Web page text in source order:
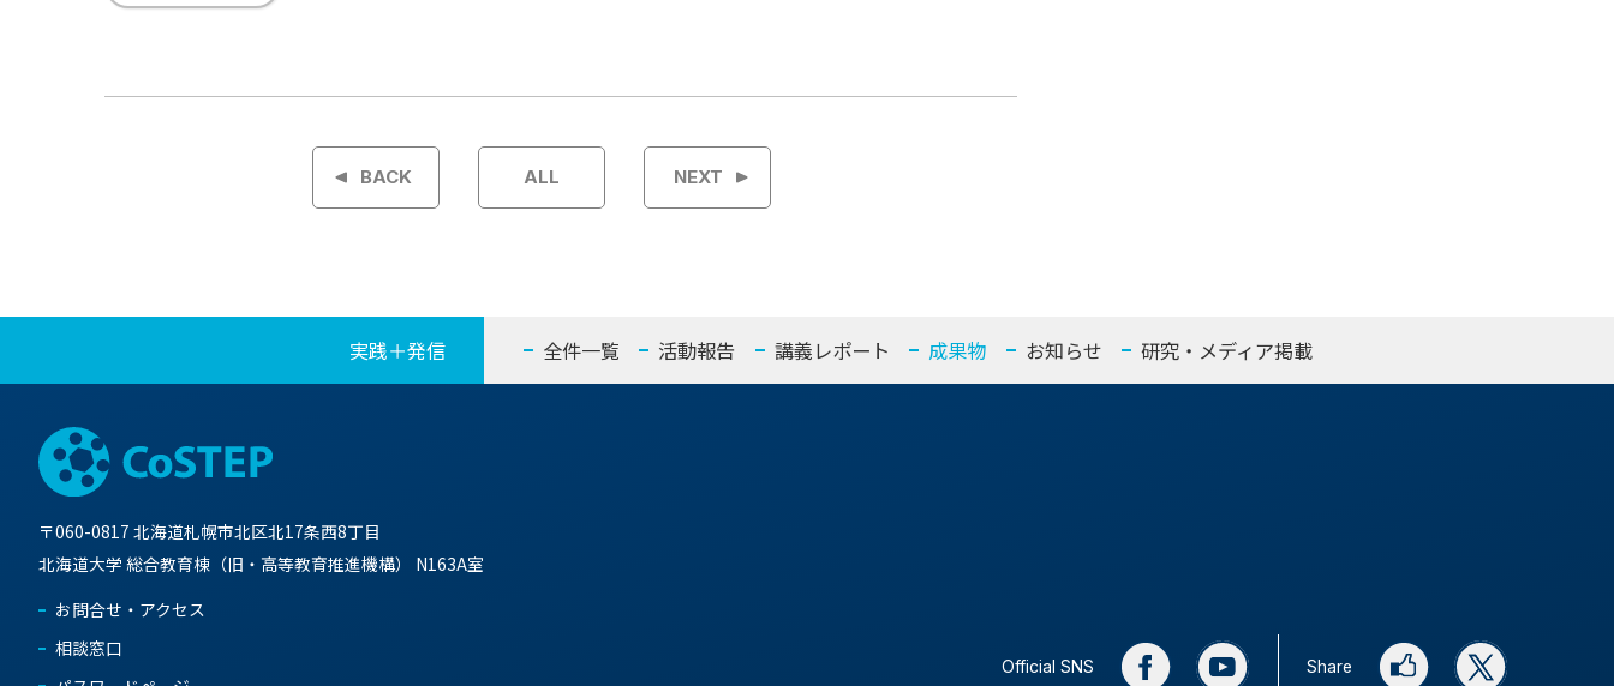
投
ゲ
ー
シ
ョ
ン
BACK ALL NEXT
実践＋発信 全件一覧 活動報告 講義レポート 成果物 お知らせ 研究・メディア掲載
〒060-0817 北海道札幌市北区北17条西8丁目
北海道大学 総合教育棟（旧・高等教育推進機構） N163A室
お問合せ・アクセス
相談窓口
Official SNS Share